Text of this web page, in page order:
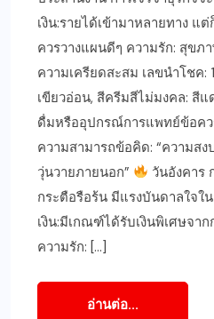
เงิน:รายได้เข้ามาหลายทาง แ
ควรวางแผนดีๆ ความรัก: สุขภ
ความเครียดสะสม เลขนำโชค:
เขียวอ่อน, สีครีมสีไม่มงคล: สี
ดื่มหรืออุปกรณ์การแพทย์ข้อคว
ความสามารถข้อคิด: “ความส
วุ่นวายภายนอก”
วันอังคาร
กระตือรือร้น มีแรงบันดาลใจใ
เงิน:มีเกณฑ์ได้รับเงินพิเศษจา
ความรัก: […]
อ่านต่อ...